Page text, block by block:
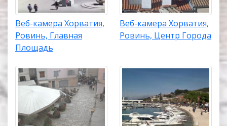
Веб-камера Хорватия,
Ровинь, Главная
Площадь
Веб-камера Хорватия,
Ровинь, Центр Города